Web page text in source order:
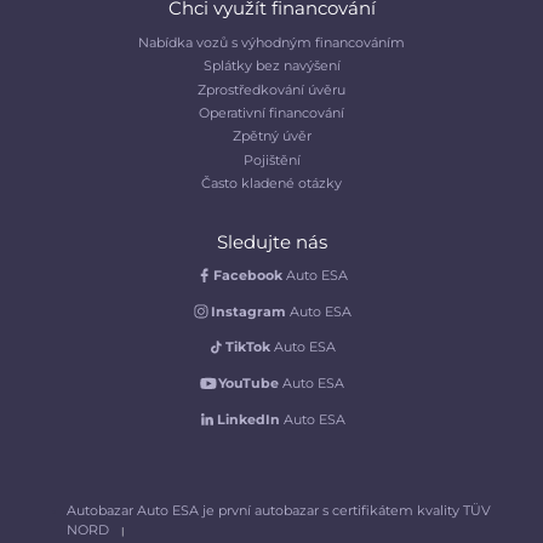
Chci využít financování
Nabídka vozů s výhodným financováním
Splátky bez navýšení
Zprostředkování úvěru
Operativní financování
Zpětný úvěr
Pojištění
Často kladené otázky
Sledujte nás
Facebook Auto ESA
Instagram Auto ESA
TikTok Auto ESA
YouTubeAuto ESA
LinkedIn Auto ESA
Autobazar Auto ESA je první autobazar s certifikátem kvality TÜV
NORD